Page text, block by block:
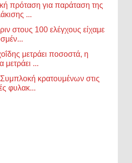
πρόταση για παράταση της
...
στους 100 ελέγχους είχαμε
μετράει ποσοστά, η
μετράει ...
κρατουμένων στις
φυλακ...